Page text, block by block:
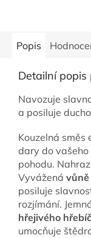
Popis
Detailní popis
Navozuje
a posiluje
Kouzelná směs
dary do
pohodu.
Vyvážená
posiluje
rozjímání.
hřejivého
umocňuje